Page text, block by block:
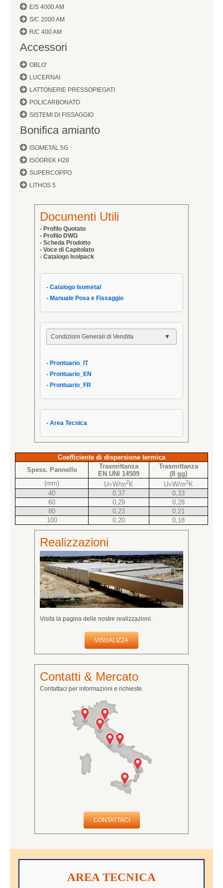
E/S 4000 AM
S/C 2000 AM
R/C 400 AM
Accessori
OBLO'
LUCERNAI
LATTONERIE PRESSOPIEGATI
POLICARBONATO
SISTEMI DI FISSAGGIO
Bonifica amianto
ISOMETAL 5G
ISOGREK H28
SUPERCOPPO
LITHOS 5
Documenti Utili
- Profilo Quotato
- Profilo DWG
- Scheda Prodotto
- Voce di Capitolato
- Catalogo Isolpack
- Catalogo Isometal
- Manuale Posa e Fissaggio
Condizioni Generali di Vendita
- Condizioni di Vendita AIPPEG
- Prontuario_IT
- Prontuario_IT
- Prontuario_EN
- Prontuario_FR
- Area Tecnica
Coefficiente di dispersione termica
Spess. Pannello
Trasmittanza
EN UNI 14509
Trasmittanza
(8 gg)
(mm)
U=W/m2K U=W/m2K
40
0,37
0,33
60
0,29
0,28
80
0,23
0,21
100
0,20 0,18
Realizzazioni
Visita la pagina delle nostre realizzazioni.
VISUALIZZA
Contatti & Mercato
Contattaci per informazioni e richieste.
CONTATTACI
AREA TECNICA